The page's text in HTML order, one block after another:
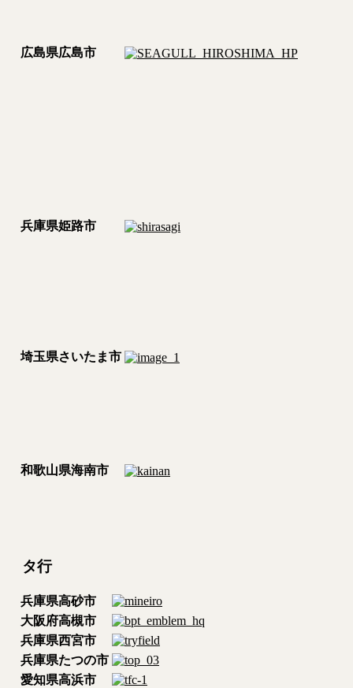
広島県広島市
兵庫県姫路市
埼玉県さいたま市
和歌山県海南市
タ行
兵庫県高砂市
大阪府高槻市
兵庫県西宮市
兵庫県たつの市
愛知県高浜市